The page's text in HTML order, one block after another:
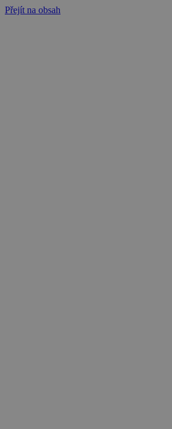
Přejít na obsah